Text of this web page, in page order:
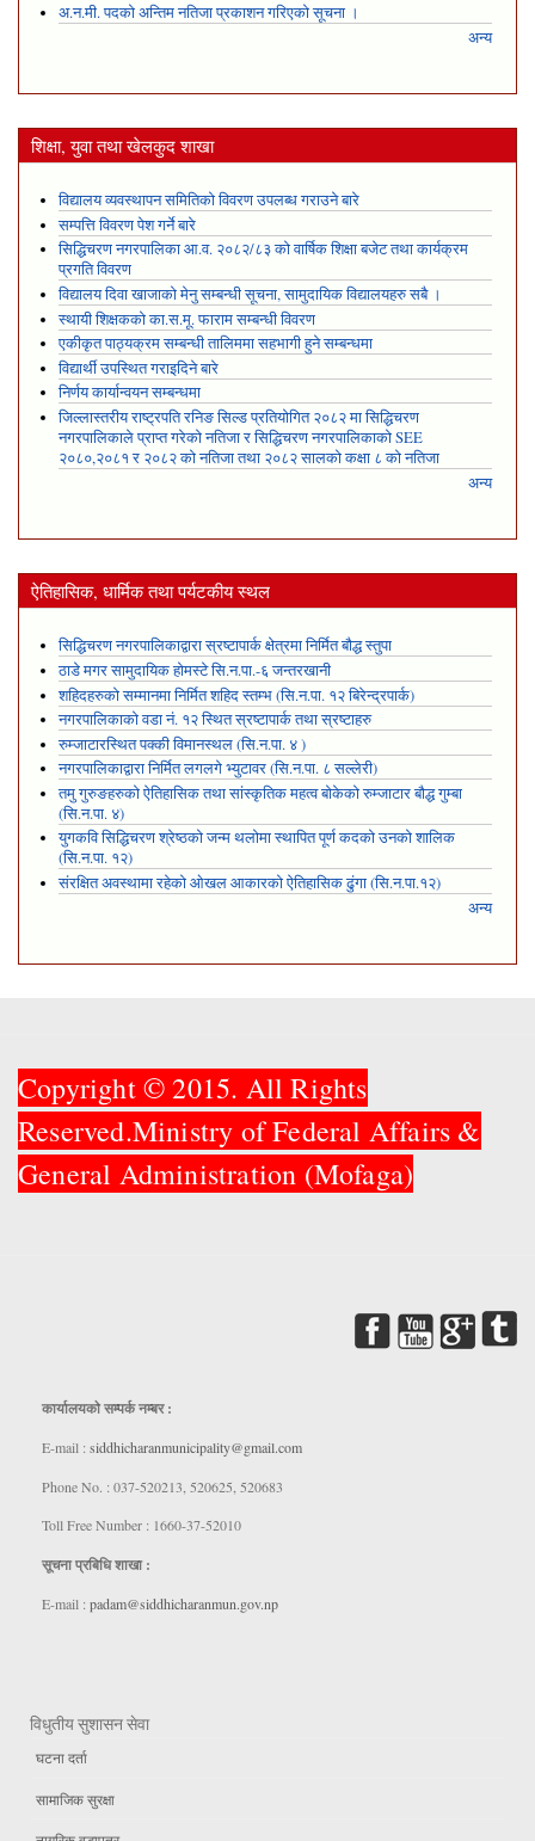
अ.न.मी. पदको अन्तिम नतिजा प्रकाशन गरिएको सूचना ।
अन्य
शिक्षा, युवा तथा खेलकुद शाखा
विद्यालय व्यवस्थापन समितिको विवरण उपलब्ध गराउने बारे
सम्पत्ति विवरण पेश गर्ने बारे
सिद्धिचरण नगरपालिका आ.व. २०८२/८३ को वार्षिक शिक्षा बजेट तथा कार्यक्रम
प्रगति विवरण
विद्यालय दिवा खाजाको मेनु सम्बन्धी सूचना, सामुदायिक विद्यालयहरु सबै ।
स्थायी शिक्षकको का.स.मू. फाराम सम्बन्धी विवरण
एकीकृत पाठ्यक्रम सम्बन्धी तालिममा सहभागी हुने सम्बन्धमा
विद्यार्थी उपस्थित गराइदिने बारे
निर्णय कार्यान्वयन सम्बन्धमा
जिल्लास्तरीय राष्ट्रपति रनिङ सिल्ड प्रतियोगित २०८२ मा सिद्धिचरण
नगरपालिकाले प्राप्त गरेकाे नतिजा र सिद्धिचरण नगरपालिकाको SEE
२०८०,२०८१ र २०८२ को नतिजा तथा २०८२ सालको कक्षा ८ को नतिजा
अन्य
ऐतिहासिक, धार्मिक तथा पर्यटकीय स्थल
सिद्धिचरण नगरपालिकाद्वारा स्रष्टापार्क क्षेत्रमा निर्मित बौद्ध स्तुपा
ठाडे मगर सामुदायिक होमस्टे सि.न.पा.-६ जन्तरखानी
शहिदहरुको सम्मानमा निर्मित शहिद स्तम्भ (सि.न.पा. १२ बिरेन्द्रपार्क)
नगरपालिकाको वडा नं. १२ स्थित स्रष्टापार्क तथा स्रष्टाहरु
रुम्जाटारस्थित पक्की विमानस्थल (सि.न.पा. ४ )
नगरपालिकाद्वारा निर्मित लगलगे भ्युटावर (सि.न.पा. ८ सल्लेरी)
तमु गुरुङहरुको ऐतिहासिक तथा सांस्कृतिक महत्व बोकेको रुम्जाटार बौद्ध गुम्बा
(सि.न.पा. ४)
युगकवि सिद्धिचरण श्रेष्ठको जन्म थलोमा स्थापित पूर्ण कदको उनको शालिक
(सि.न.पा. १२)
संरक्षित अवस्थामा रहेको ओखल आकारको ऐतिहासिक ढुंगा (सि.न.पा.१२)
अन्य
Copyright © 2015. All Rights
Reserved.Ministry of Federal Affairs &
General Administration (Mofaga)
कार्यालयकाे सम्पर्क नम्बर :
E-mail : siddhicharanmunicipality@gmail.com
Phone No. : 037-520213, 520625, 520683
Toll Free Number : 1660-37-52010
सूचना प्रबिधि शाखा :
E-mail : padam@siddhicharanmun.gov.np
विधुतीय सुशासन सेवा
घटना दर्ता
सामाजिक सुरक्षा